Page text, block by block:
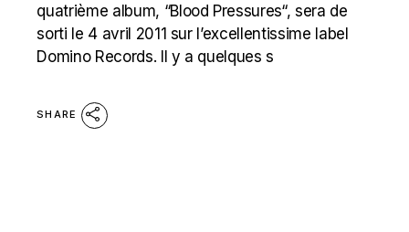
quatrième album, “Blood Pressures“, sera de
sorti le 4 avril 2011 sur l’excellentissime label
Domino Records. Il y a quelques s
SHARE